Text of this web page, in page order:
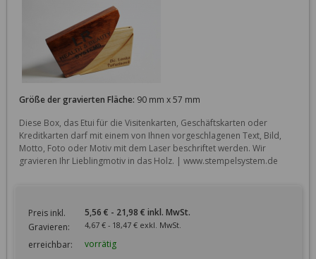
Größe der gravierten Fläche: 90 mm x 57 mm
Diese Box, das Etui für die Visitenkarten, Geschäftskarten oder
Kreditkarten darf mit einem von Ihnen vorgeschlagenen Text, Bild,
Motto, Foto oder Motiv mit dem Laser beschriftet werden. Wir
gravieren Ihr Lieblingmotiv in das Holz. | www.stempelsystem.de
Preis inkl.
Gravieren:
5,56 € - 21,98 € inkl. MwSt.
4,67 € - 18,47 € exkl. MwSt.
erreichbar: vorrätig